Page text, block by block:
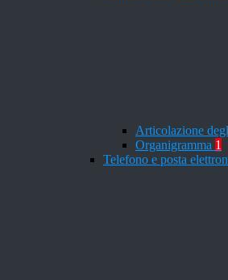
Articolazione
Organigramma 1
Telefono e posta